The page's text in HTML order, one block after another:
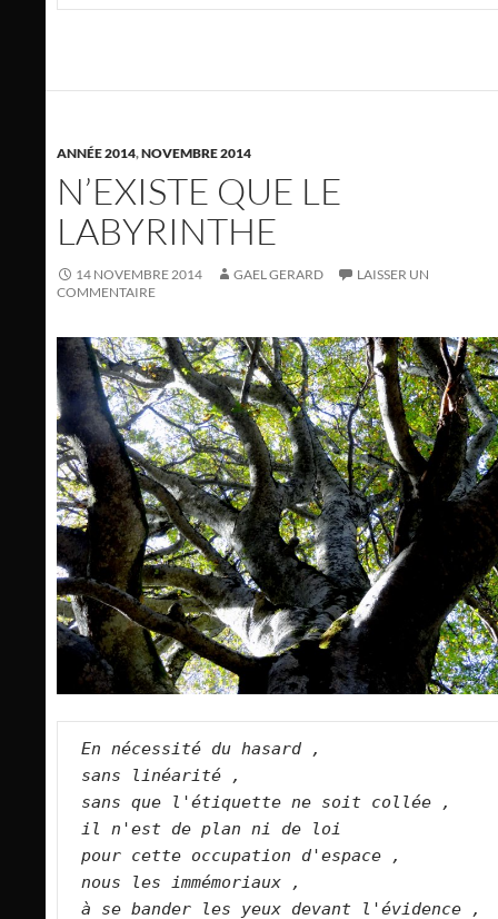
ANNÉE 2014,NOVEMBRE 2014
N’EXISTE QUE LE
LABYRINTHE
14 NOVEMBRE 2014 GAEL GERARD
LAISSER UN
COMMENTAIRE
En nécessité du hasard ,
sans linéarité ,
sans que l'étiquette ne soit collée ,
il n'est de plan ni de loi
pour cette occupation d'espace ,
nous les immémoriaux ,
à se bander les yeux devant l'évidence ,